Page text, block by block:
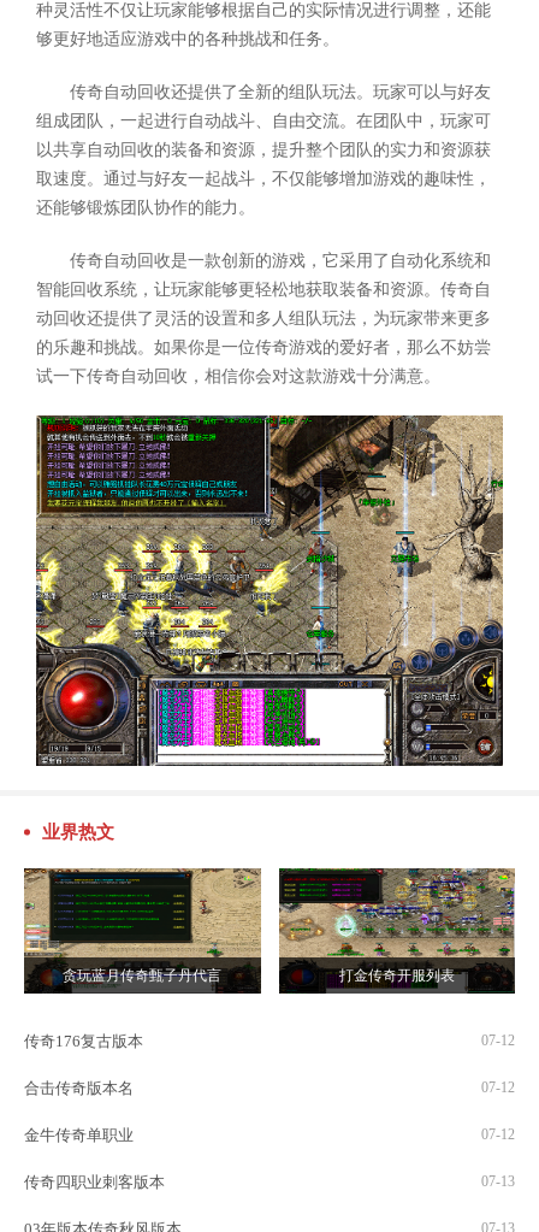
种灵活性不仅让玩家能够根据自己的实际情况进行调整，还能
够更好地适应游戏中的各种挑战和任务。
传奇自动回收还提供了全新的组队玩法。玩家可以与好友
组成团队，一起进行自动战斗、自由交流。在团队中，玩家可
以共享自动回收的装备和资源，提升整个团队的实力和资源获
取速度。通过与好友一起战斗，不仅能够增加游戏的趣味性，
还能够锻炼团队协作的能力。
传奇自动回收是一款创新的游戏，它采用了自动化系统和
智能回收系统，让玩家能够更轻松地获取装备和资源。传奇自
动回收还提供了灵活的设置和多人组队玩法，为玩家带来更多
的乐趣和挑战。如果你是一位传奇游戏的爱好者，那么不妨尝
试一下传奇自动回收，相信你会对这款游戏十分满意。
业界热文
贪玩蓝月传奇甄子丹代言 打金传奇开服列表
传奇176复古版本 07-12
合击传奇版本名 07-12
金牛传奇单职业 07-12
传奇四职业刺客版本 07-13
07-13